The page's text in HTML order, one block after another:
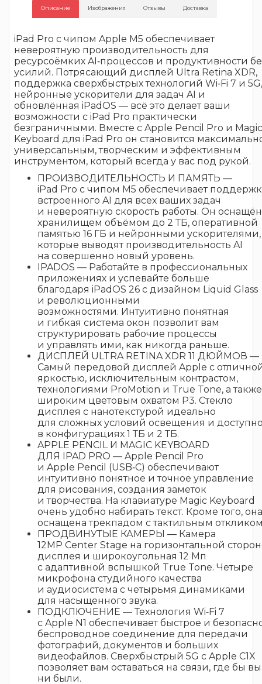
Описание Изображения Отзывы Доставка
iPad Pro с чипом Apple M5 обеспечивает
невероятную производительность для
ресурсоёмких AI‑процессов и продуктивности
усилий. Потрясающий дисплей Ultra Retina XDR,
поддержка сверхбыстрых технологий Wi‑Fi 7 и 5G,
нейронные ускорители для задач AI и
обновлённая iPadOS — всё это делает ваши
возможности с iPad Pro практически
безграничными. Вместе с Apple Pencil Pro и Magic
Keyboard для iPad Pro он становится
универсальным, творческим и эффективным
инструментом, который всегда у вас под рукой.
ПРОИЗВОДИТЕЛЬНОСТЬ И ПАМЯТЬ —
iPad Pro с чипом M5 обеспечивает
встроенного AI для всех ваших задач
и невероятную скорость работы. Он оснащён
хранилищем объёмом до 2 ТБ, оперативной
памятью 16 ГБ и нейронными ускорителями,
которые выводят производительность AI
на совершенно новый уровень.
IPADOS — Работайте в профессиональных
приложениях и успевайте больше
благодаря iPadOS 26 с дизайном Liquid Glass
и революционными
возможностями. Интуитивно понятная
и гибкая система окон позволит вам
структурировать рабочие процессы
и управлять ими, как никогда раньше.
ДИСПЛЕЙ ULTRA RETINA XDR 11 ДЮЙМОВ —
Самый передовой дисплей Apple с
яркостью, исключительным контрастом,
технологиями ProMotion и True Tone, а также
широким цветовым охватом P3. Стекло
дисплея с нанотекстурой идеально
для сложных условий освещения и
в конфигурациях 1 ТБ и 2 ТБ.
APPLE PENCIL И MAGIC KEYBOARD
ДЛЯ IPAD PRO — Apple Pencil Pro
и Apple Pencil (USB‑C) обеспечивают
интуитивно понятное и точное управление
для рисования, создания заметок
и творчества. На клавиатуре Magic Keyboard
очень удобно набирать текст. Кроме того, она
оснащена трекпадом с тактильным
ПРОДВИНУТЫЕ КАМЕРЫ — Камера
12MP Center Stage на горизонтальной
дисплея и широкоугольная 12 Мп
с адаптивной вспышкой True Tone. Четыре
микрофона студийного качества
и аудиосистема с четырьмя динамиками
для насыщенного звука.
ПОДКЛЮЧЕНИЕ — Технология Wi‑Fi 7
с Apple N1 обеспечивает быстрое и
беспроводное соединение для передачи
фотографий, документов и больших
видеофайлов. Сверхбыстрый 5G с Apple C1X
позволяет вам оставаться на связи, где бы вы
ни были.